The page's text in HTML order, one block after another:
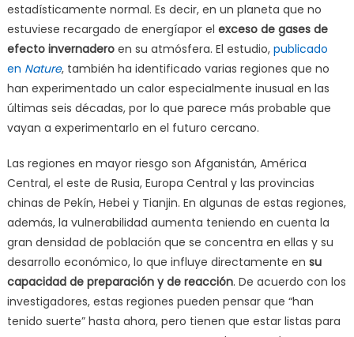
estadísticamente normal. Es decir, en un planeta que no
estuviese recargado de energíapor el exceso de gases de
efecto invernaderoen su atmósfera. El estudio, publicado
en Nature, también ha identificado varias regiones que no
han experimentado un calor especialmente inusual en las
últimas seis décadas, por lo que parece más probable que
vayan a experimentarlo en el futuro cercano.
Las regiones en mayor riesgo son Afganistán, América
Central, el este de Rusia, Europa Central y las provincias
chinas de Pekín, Hebei y Tianjin. En algunas de estas regiones,
además, la vulnerabilidad aumenta teniendo en cuenta la
gran densidad de población que se concentra en ellas y su
desarrollo económico, lo que influye directamente en su
capacidad de preparación y de reacción. De acuerdo con los
investigadores, estas regiones pueden pensar que “han
tenido suerte” hasta ahora, pero tienen que estar listas para